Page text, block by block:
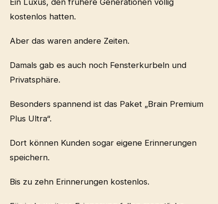
Ein Luxus, den frühere Generationen völlig
kostenlos hatten.
Aber das waren andere Zeiten.
Damals gab es auch noch Fensterkurbeln und
Privatsphäre.
Besonders spannend ist das Paket „Brain Premium
Plus Ultra“.
Dort können Kunden sogar eigene Erinnerungen
speichern.
Bis zu zehn Erinnerungen kostenlos.